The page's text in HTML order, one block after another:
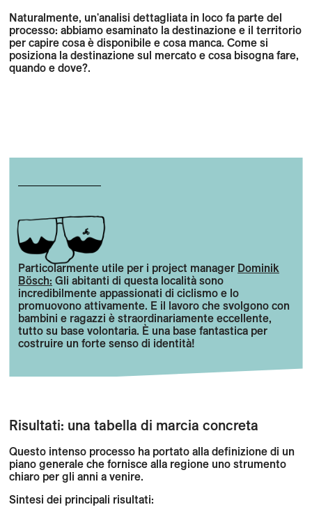
Naturalmente, un'analisi dettagliata in loco fa parte del
processo: abbiamo esaminato la destinazione e il territorio
per capire cosa è disponibile e cosa manca. Come si
posiziona la destinazione sul mercato e cosa bisogna fare,
quando e dove?.
Particolarmente utile per i project manager Dominik
Bösch: Gli abitanti di questa località sono
incredibilmente appassionati di ciclismo e lo
promuovono attivamente. E il lavoro che svolgono con
bambini e ragazzi è straordinariamente eccellente,
tutto su base volontaria. È una base fantastica per
costruire un forte senso di identità!
Risultati: una tabella di marcia concreta
Questo intenso processo ha portato alla definizione di un
piano generale che fornisce alla regione uno strumento
chiaro per gli anni a venire.
Sintesi dei principali risultati: